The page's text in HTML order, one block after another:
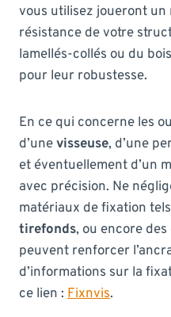
vous utilisez joueront un
résistance de votre
lamellés-collés ou du
pour leur robustesse.
En ce qui concerne les
d’unevisseuse, d’une
et éventuellement d’un
avec précision. Ne
matériaux de fixation
tirefonds, ou encore des
peuvent renforcer
d’informations sur la
ce lien : Fixnvis.